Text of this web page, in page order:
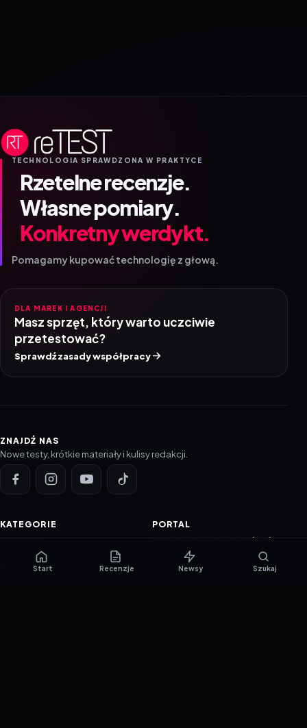
TECHNOLOGIA SPRAWDZONA W PRAKTYCE
Rzetelne recenzje.
Własne pomiary.
Konkretny werdykt.
Pomagamy kupować technologię z głową.
DLA MAREK I AGENCJI
Masz sprzęt, który warto uczciwie
przetestować?
Sprawdź zasady współpracy
ZNAJDŹ NAS
Nowe testy, krótkie materiały i kulisy redakcji.
KATEGORIE
NOWINKI
PORADNIKI
PORTAL
Informacje o ciasteczkach
Polityka prywatności
Start Recenzje Newsy Szukaj